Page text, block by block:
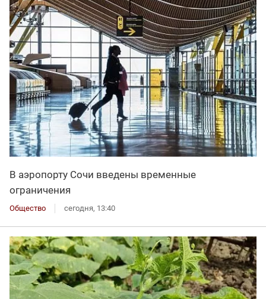
В аэропорту Сочи введены временные
ограничения
Общество сегодня, 13:40